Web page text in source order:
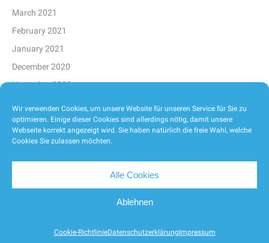
Wir verwenden Cookies, um unsere Website für unseren Service für Sie zu
optimieren. Einige dieser Cookies sind allerdings nötig, damit unsere
Webseite korrekt angezeigt wird. Sie haben natürlich die freie Wahl, welche
Cookies Sie zulassen möchten.
Alle Cookies
Ablehnen
Cookie-RichtlinieDatenschutzerklärungImpressum
March 2021
February 2021
January 2021
December 2020
November 2020
September 2020
August 2020
2026